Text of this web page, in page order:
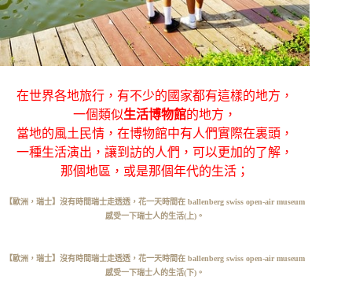
在世界各地旅行，有不少的國家都有這樣的地方，
一個類似生活博物館的地方，
當地的風土民情，在博物館中有人們實際在裏頭，
一種生活演出，讓到訪的人們，可以更加的了解，
那個地區，或是那個年代的生活；
【歐洲，瑞士】沒有時間瑞士走透透，花一天時間在 ballenberg swiss open-air museum
感受一下瑞士人的生活(上)。
【歐洲，瑞士】沒有時間瑞士走透透，花一天時間在 ballenberg swiss open-air museum
感受一下瑞士人的生活(下)。